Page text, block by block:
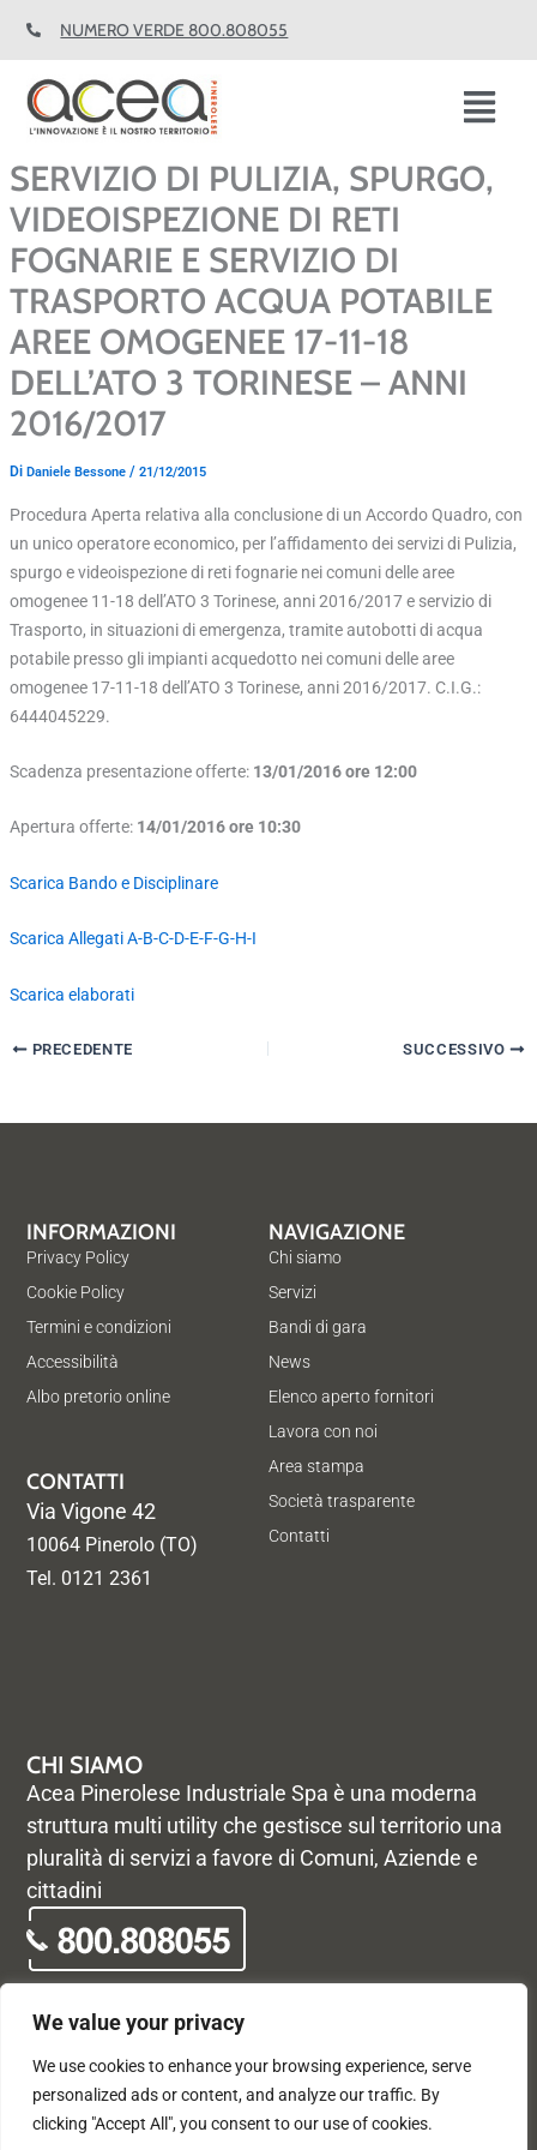
We value your privacy
We use cookies to enhance your browsing experience, serve
personalized ads or content, and analyze our traffic. By
clicking "Accept All", you consent to our use of cookies.
NUMERO VERDE 800.808055
SERVIZIO DI PULIZIA, SPURGO,
VIDEOISPEZIONE DI RETI
FOGNARIE E SERVIZIO DI
TRASPORTO ACQUA POTABILE
AREE OMOGENEE 17-11-18
DELL’ATO 3 TORINESE – ANNI
2016/2017
Di Daniele Bessone / 21/12/2015
Procedura Aperta relativa alla conclusione di un Accordo Quadro, con
un unico operatore economico, per l’affidamento dei servizi di Pulizia,
spurgo e videoispezione di reti fognarie nei comuni delle aree
omogenee 11-18 dell’ATO 3 Torinese, anni 2016/2017 e servizio di
Trasporto, in situazioni di emergenza, tramite autobotti di acqua
potabile presso gli impianti acquedotto nei comuni delle aree
omogenee 17-11-18 dell’ATO 3 Torinese, anni 2016/2017. C.I.G.:
6444045229.
Scadenza presentazione offerte: 13/01/2016 ore 12:00
Apertura offerte: 14/01/2016 ore 10:30
Scarica Bando e Disciplinare
Scarica Allegati A-B-C-D-E-F-G-H-I
Scarica elaborati
PRECEDENTE SUCCESSIVO
CHI SIAMO
Acea Pinerolese Industriale Spa è una moderna
struttura multi utility che gestisce sul territorio una
pluralità di servizi a favore di Comuni, Aziende e
cittadini
NAVIGAZIONE
Chi siamo
Servizi
Bandi di gara
News
Elenco aperto fornitori
Lavora con noi
Area stampa
Società trasparente
Contatti
INFORMAZIONI
Privacy Policy
Cookie Policy
Termini e condizioni
Accessibilità
Albo pretorio online
CONTATTI
Via Vigone 42
10064 Pinerolo (TO)
Tel. 0121 2361
© Acea Pinerolese Industriale S.p.a. – Tutti i diritti riservati. Via
Vigone 42 - 10064 Pinerolo - P. Iva e Registro delle imprese di
Torino 05059960012 - Capitale Sociale